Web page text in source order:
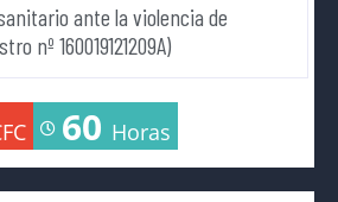
ante la violencia de
nº 160019121209A)
60 Horas